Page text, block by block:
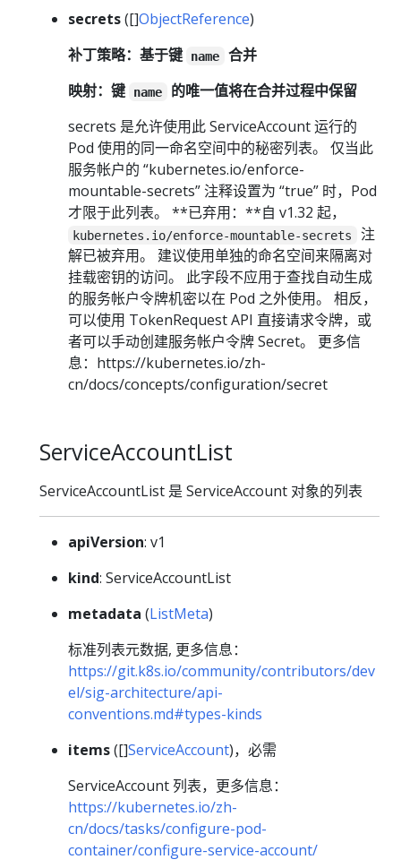
secrets([]ObjectReference)
补丁策略：基于键
name
合并
映射：键
name
的唯一值将在合并过程中保留
secrets 是允许使用此 ServiceAccount 运行的
Pod 使用的同一命名空间中的秘密列表。 仅当此
服务帐户的 “kubernetes.io/enforce-
mountable-secrets” 注释设置为 “true” 时，Pod
才限于此列表。 **已弃用：**自 v1.32 起，
kubernetes.io/enforce-mountable-secrets
注
解已被弃用。 建议使用单独的命名空间来隔离对
挂载密钥的访问。 此字段不应用于查找自动生成
的服务帐户令牌机密以在 Pod 之外使用。 相反，
可以使用 TokenRequest API 直接请求令牌，或
者可以手动创建服务帐户令牌 Secret。 更多信
息：https://kubernetes.io/zh-
cn/docs/concepts/configuration/secret
ServiceAccountList
ServiceAccountList 是 ServiceAccount 对象的列表
apiVersion: v1
kind: ServiceAccountList
metadata (ListMeta)
标准列表元数据, 更多信息：
https://git.k8s.io/community/contributors/dev
el/sig-architecture/api-
conventions.md#types-kinds
items([]ServiceAccount)，必需
ServiceAccount 列表，更多信息：
https://kubernetes.io/zh-
cn/docs/tasks/configure-pod-
container/configure-service-account/